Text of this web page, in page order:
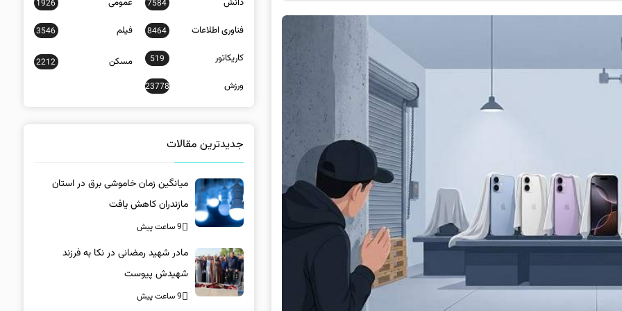
7584
1926
فناوری اطلاعات 8464 فیلم 3546
کاریکاتور 519 مسکن 2212
ورزش 23778
جدیدترین مقالات
میانگین زمان خاموشی برق در استان
مازندران کاهش یافت
9 ساعت پیش
مادر شهید رمضانی در نکا به فرزند
شهیدش پیوست
9 ساعت پیش